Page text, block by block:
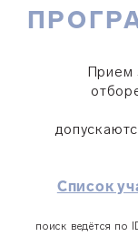
Прием
Список
поиск ведётся по